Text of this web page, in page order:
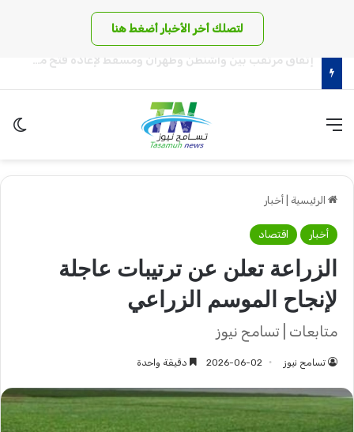
لتصلك أخر الأخبار أضغط هنا
القائمة
الرئيسية أخبار
أخبار اقتصاد
الزراعة تعلن عن ترتيبات عاجلة
لإنجاح الموسم الزراعي
متابعات | تسامح نيوز
تسامح نيوز 2026-06-02 دقيقة واحدة